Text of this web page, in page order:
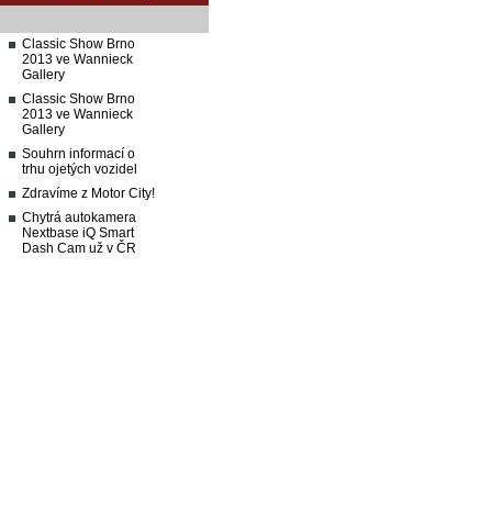
Classic Show Brno
2013 ve Wannieck
Gallery
Classic Show Brno
2013 ve Wannieck
Gallery
Souhrn informací o
trhu ojetých vozidel
Zdravíme z Motor City!
Chytrá autokamera
Nextbase iQ Smart
Dash Cam už v ČR